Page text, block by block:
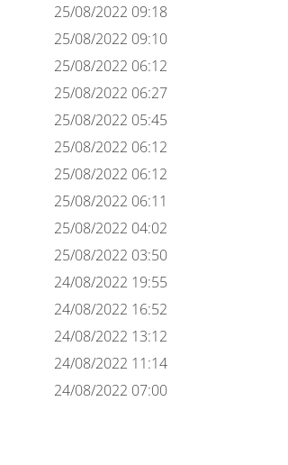
25/08/2022 09:18
25/08/2022 09:10
25/08/2022 06:12
25/08/2022 06:27
25/08/2022 05:45
25/08/2022 06:12
25/08/2022 06:12
25/08/2022 06:11
25/08/2022 04:02
25/08/2022 03:50
24/08/2022 19:55
24/08/2022 16:52
24/08/2022 13:12
24/08/2022 11:14
24/08/2022 07:00